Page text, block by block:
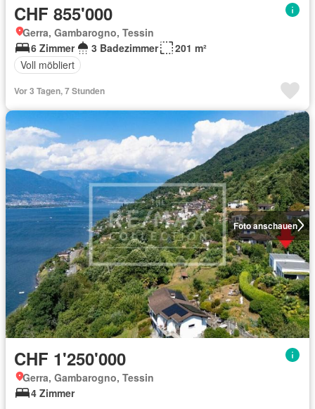
CHF 855'000
Gerra, Gambarogno, Tessin
6 Zimmer
3 Badezimmer
201 m²
Voll möbliert
Vor 3 Tagen, 7 Stunden
Foto anschauen
CHF 1'250'000
Gerra, Gambarogno, Tessin
4 Zimmer